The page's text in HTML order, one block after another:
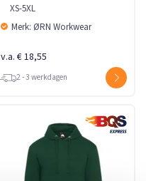
XS-5XL
Merk: ØRN Workwear
v.a. € 18,55
2 - 3 werkdagen